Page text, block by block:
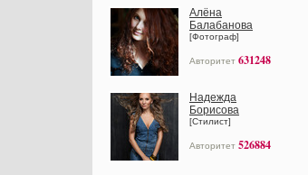
Алёна
Балабанова
[Фотограф]
Авторитет 631248
Надежда
Борисова
[Стилист]
Авторитет 526884